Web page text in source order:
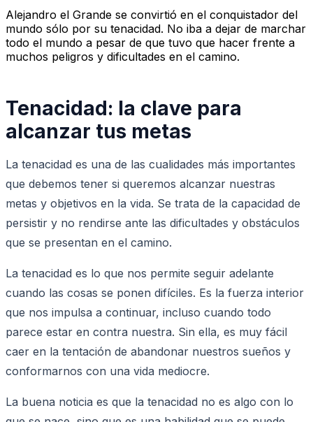
Alejandro el Grande se convirtió en el conquistador del
mundo sólo por su tenacidad. No iba a dejar de marchar
todo el mundo a pesar de que tuvo que hacer frente a
muchos peligros y dificultades en el camino.
Tenacidad: la clave para
alcanzar tus metas
La tenacidad es una de las cualidades más importantes
que debemos tener si queremos alcanzar nuestras
metas y objetivos en la vida. Se trata de la capacidad de
persistir y no rendirse ante las dificultades y obstáculos
que se presentan en el camino.
La tenacidad es lo que nos permite seguir adelante
cuando las cosas se ponen difíciles. Es la fuerza interior
que nos impulsa a continuar, incluso cuando todo
parece estar en contra nuestra. Sin ella, es muy fácil
caer en la tentación de abandonar nuestros sueños y
conformarnos con una vida mediocre.
La buena noticia es que la tenacidad no es algo con lo